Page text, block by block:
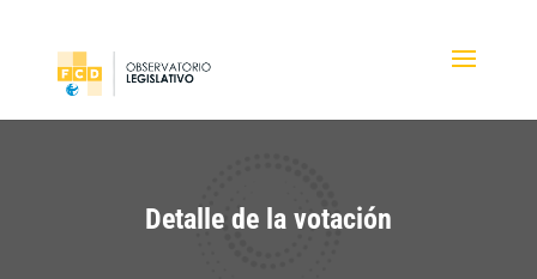
Detalle de la votación